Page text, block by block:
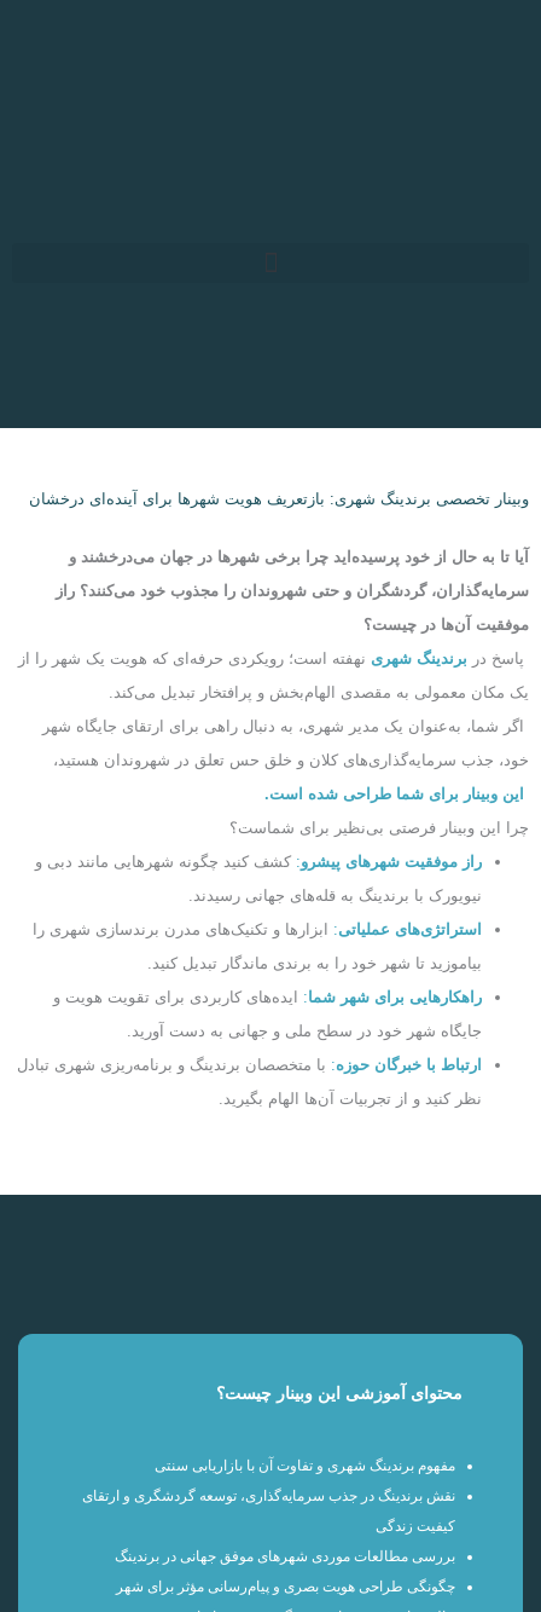
وبینار تخصصی برندینگ شهری: بازتعریف هویت شهرها برای آینده‌ای درخشان
آیا تا به حال از خود پرسیده‌اید چرا برخی شهرها در جهان می‌درخشند و
سرمایه‌گذاران، گردشگران و حتی شهروندان را مجذوب خود می‌کنند؟ راز
موفقیت آن‌ها در چیست؟
پاسخ در برندینگ شهری نهفته است؛ رویکردی حرفه‌ای که هویت یک شهر را از
یک مکان معمولی به مقصدی الهام‌بخش و پرافتخار تبدیل می‌کند.
اگر شما، به‌عنوان یک مدیر شهری، به دنبال راهی برای ارتقای جایگاه شهر
خود، جذب سرمایه‌گذاری‌های کلان و خلق حس تعلق در شهروندان هستید،
این وبینار برای شما طراحی شده است.
چرا این وبینار فرصتی بی‌نظیر برای شماست؟
راز موفقیت شهرهای پیشرو کشف کنید چگونه شهرهایی مانند دبی و
نیویورک با برندینگ به قله‌های جهانی رسیدند.
استراتژی‌های عملیاتی:ابزارها و تکنیک‌های مدرن برندسازی شهری را
بیاموزید تا شهر خود را به برندی ماندگار تبدیل کنید.
راهکارهایی برای شهر شما:ایده‌های کاربردی برای تقویت هویت و
جایگاه شهر خود در سطح ملی و جهانی به دست آورید.
ارتباط با خبرگان حوزه :با متخصصان برندینگ و برنامه‌ریزی شهری تبادل
نظر کنید و از تجربیات آن‌ها الهام بگیرید.
محتوای آموزشی این وبینار چیست؟
مفهوم برندینگ شهری و تفاوت آن با بازاریابی سنتی
نقش برندینگ در جذب سرمایه‌گذاری، توسعه گردشگری و ارتقای
کیفیت زندگی
بررسی مطالعات موردی شهرهای موفق جهانی در برندینگ
چگونگی طراحی هویت بصری و پیام‌رسانی مؤثر برای شهر